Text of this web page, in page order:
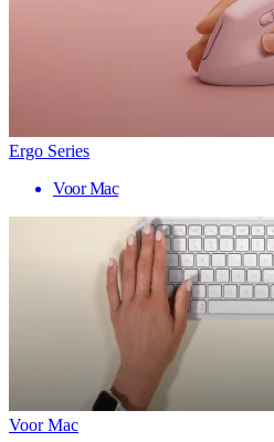
Ergo Series
Voor Mac
Voor Mac